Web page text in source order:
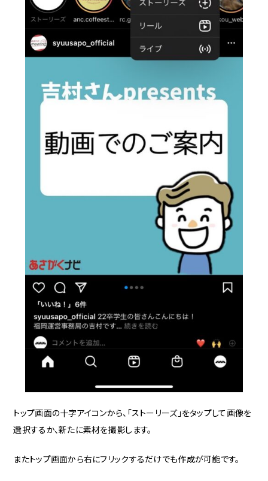
トップ画面の十字アイコンから、「ストーリーズ」をタップして画像を
選択するか、新たに素材を撮影します。
またトップ画面から右にフリックするだけでも作成が可能です。